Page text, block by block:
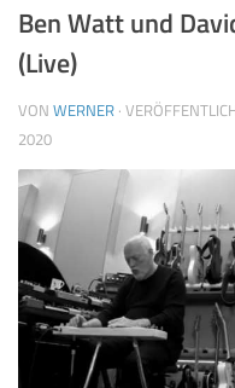
Ben Watt und
(Live)
VON WERNER ·
2020